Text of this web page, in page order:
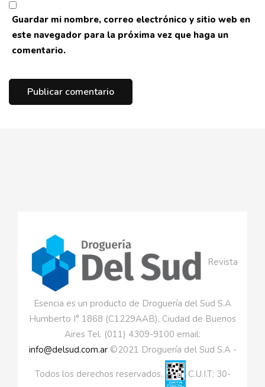
Guardar mi nombre, correo electrónico y sitio web en
este navegador para la próxima vez que haga un
comentario.
Revista
Esencia es un producto de Droguería del Sud S.A
Humberto I° 1868 (C1229AAB), Ciudad de Buenos
Aires Tel. (011) 4309-9100 email:
info@delsud.com.ar©2021 Droguería del Sud S.A -
Todos los derechos reservados. C.U.I.T: 30-